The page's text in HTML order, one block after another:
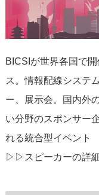
BICSIが世界各国で
ス。情報配線システ
ー、展示会。国内外
い分野のスポンサー
れる統合型イベント
▷▷スピーカーの詳